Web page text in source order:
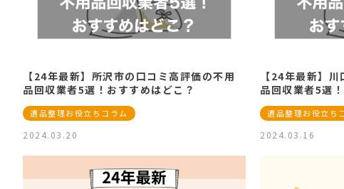
【24年最新】所沢市の口コミ高評価の不用
品回収業者5選！おすすめはどこ？
遺品整理お役立ちコラム
2024.03.20
【24年最新】
品回収業者5選
遺品整理お役立ち
2024.03.16